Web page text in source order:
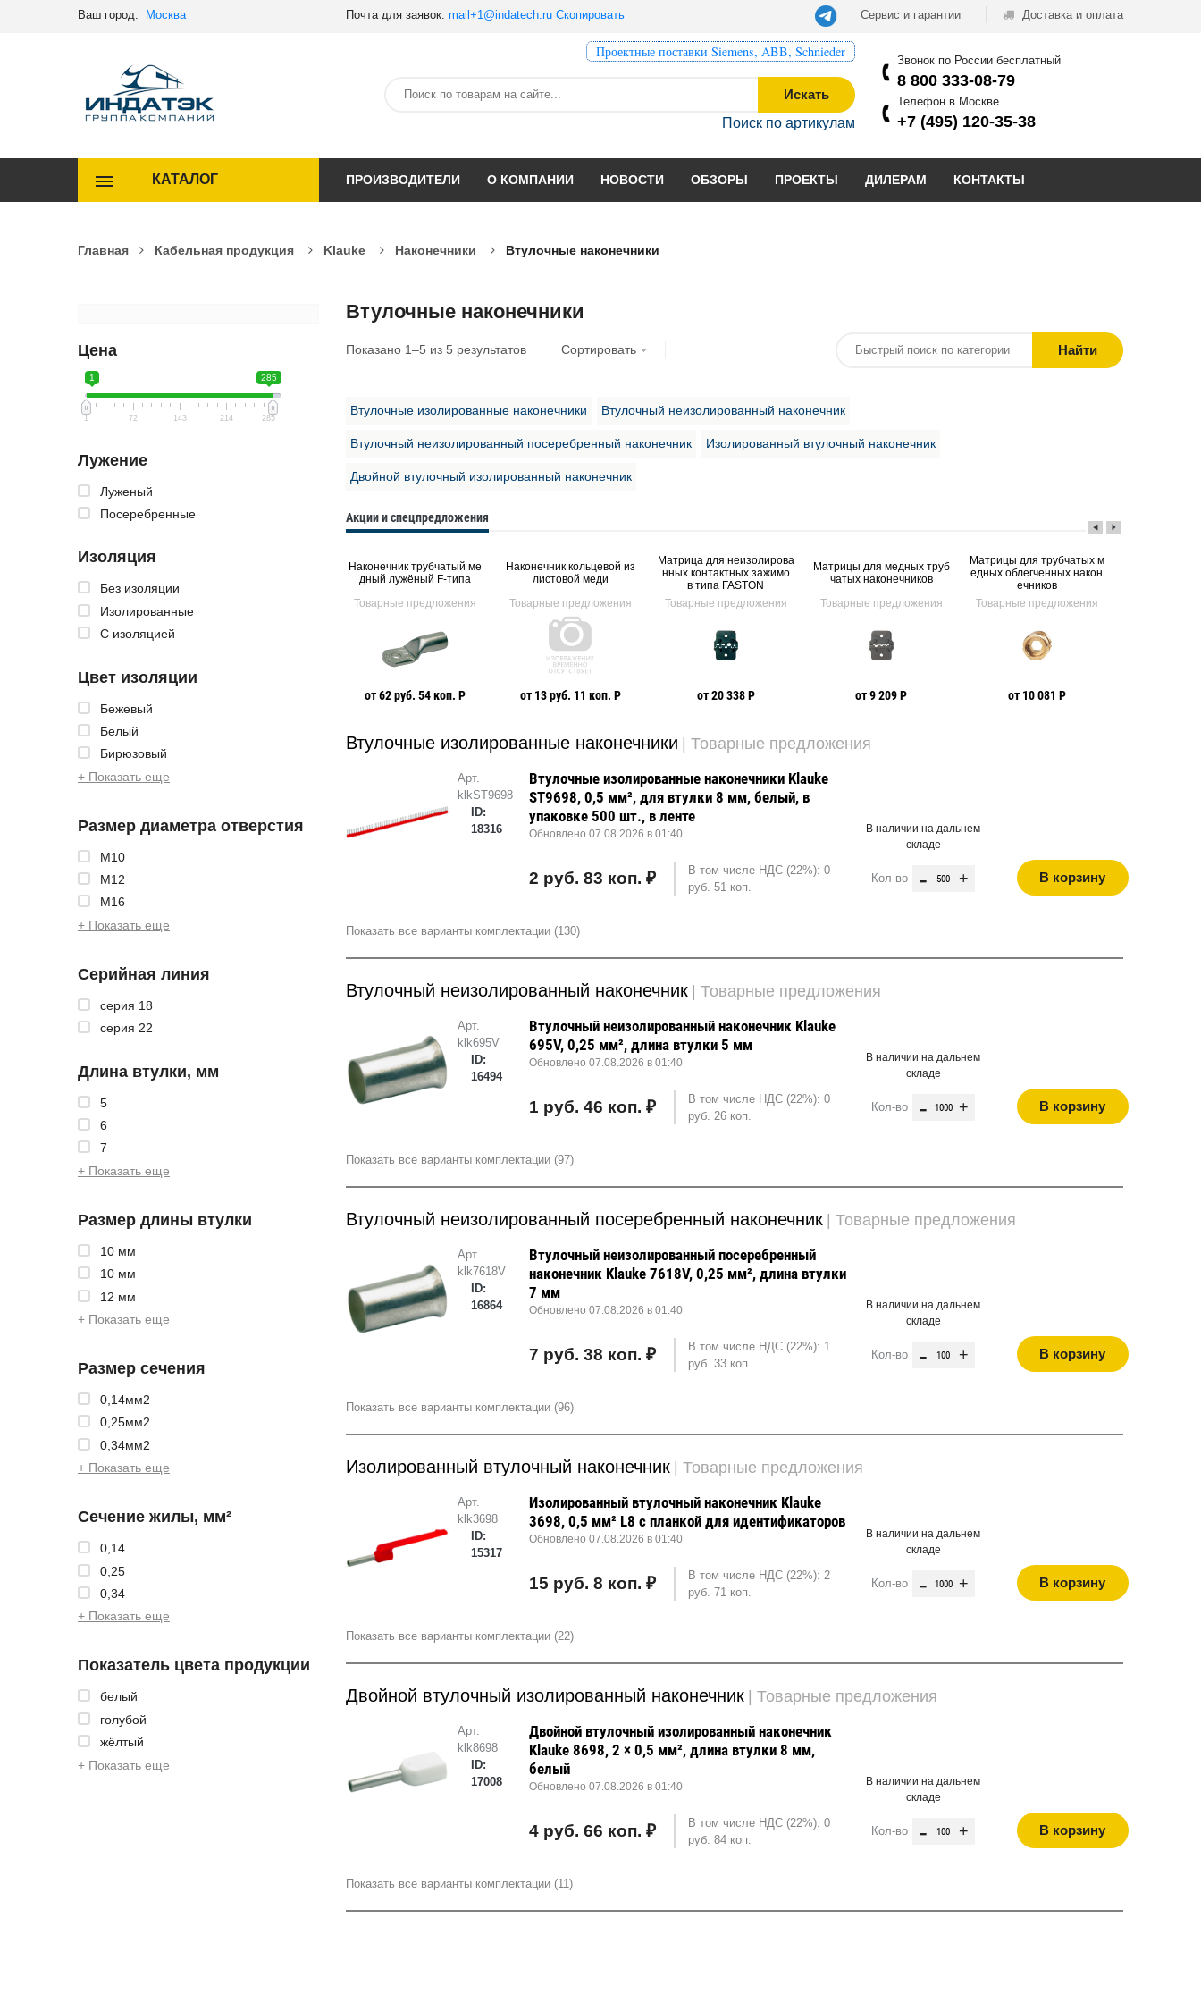
Ваш город: Москва Почта для заявок: mail+1@indatech.ru Скопировать Сервис и гарантии Доставка и оплата
Проектные поставки Siemens, ABB, Schnieder
Искать
Поиск по артикулам
Звонок по России бесплатный
8 800 333-08-79
Телефон в Москве
+7 (495) 120-35-38
КАТАЛОГ ПРОИЗВОДИТЕЛИ О КОМПАНИИ НОВОСТИ ОБЗОРЫ ПРОЕКТЫ ДИЛЕРАМ КОНТАКТЫ
Главная Кабельная продукция Klauke Наконечники Втулочные наконечники
Цена
1 285
1 72 143 214 285
Лужение
Луженый
Посеребренные
Изоляция
Без изоляции
Изолированные
С изоляцией
Цвет изоляции
Бежевый
Белый
Бирюзовый
+ Показать еще
Размер диаметра отверстия
M10
M12
M16
+ Показать еще
Серийная линия
серия 18
серия 22
Длина втулки, мм
5
6
7
+ Показать еще
Размер длины втулки
10 мм
10 мм
12 мм
+ Показать еще
Размер сечения
0,14мм2
0,25мм2
0,34мм2
+ Показать еще
Сечение жилы, мм²
0,14
0,25
0,34
+ Показать еще
Показатель цвета продукции
белый
голубой
жёлтый
+ Показать еще
Втулочные наконечники
Показано 1–5 из 5 результатов Сортировать Найти
Втулочные изолированные наконечники Втулочный неизолированный наконечник
Втулочный неизолированный посеребренный наконечник Изолированный втулочный наконечник
Двойной втулочный изолированный наконечник
Акции и спецпредложения
Наконечник трубчатый ме
Товарные предложения
Наконечник трубчатый ме
дный лужёный F-типа
Товарные предложения
от 62 руб. 54 коп. Р
Наконечник кольцевой из
листовой меди
Товарные предложения
от 13 руб. 11 коп. Р
Матрица для неизолирова
нных контактных зажимо
в типа FASTON
Товарные предложения
от 20 338 Р
Матрицы для медных труб
чатых наконечников
Товарные предложения
от 9 209 Р
Матрицы для трубчатых м
едных облегченных након
ечников
Товарные предложения
от 10 081 Р
Втулочные изолированные наконечники | Товарные предложения
Арт.
klkST9698
ID:
18316
Втулочные изолированные наконечники Klauke
ST9698, 0,5 мм², для втулки 8 мм, белый, в
упаковке 500 шт., в ленте
Обновлено 07.08.2026 в 01:40
2 руб. 83 коп. ₽
В том числе НДС (22%): 0
руб. 51 коп.
В наличии на дальнем
складе
Кол-во - + В корзину
Показать все варианты комплектации (130)
Втулочный неизолированный наконечник | Товарные предложения
Арт.
klk695V
ID:
16494
Втулочный неизолированный наконечник Klauke
695V, 0,25 мм², длина втулки 5 мм
Обновлено 07.08.2026 в 01:40
1 руб. 46 коп. ₽
В том числе НДС (22%): 0
руб. 26 коп.
В наличии на дальнем
складе
Кол-во - + В корзину
Показать все варианты комплектации (97)
Втулочный неизолированный посеребренный наконечник | Товарные предложения
Арт.
klk7618V
ID:
16864
Втулочный неизолированный посеребренный
наконечник Klauke 7618V, 0,25 мм², длина втулки
7 мм
Обновлено 07.08.2026 в 01:40
7 руб. 38 коп. ₽
В том числе НДС (22%): 1
руб. 33 коп.
В наличии на дальнем
складе
Кол-во - + В корзину
Показать все варианты комплектации (96)
Изолированный втулочный наконечник | Товарные предложения
Арт.
klk3698
ID:
15317
Изолированный втулочный наконечник Klauke
3698, 0,5 мм² L8 с планкой для идентификаторов
Обновлено 07.08.2026 в 01:40
15 руб. 8 коп. ₽
В том числе НДС (22%): 2
руб. 71 коп.
В наличии на дальнем
складе
Кол-во - + В корзину
Показать все варианты комплектации (22)
Двойной втулочный изолированный наконечник | Товарные предложения
Арт.
klk8698
ID:
17008
Двойной втулочный изолированный наконечник
Klauke 8698, 2 × 0,5 мм², длина втулки 8 мм,
белый
Обновлено 07.08.2026 в 01:40
4 руб. 66 коп. ₽
В том числе НДС (22%): 0
руб. 84 коп.
В наличии на дальнем
складе
Кол-во - + В корзину
Показать все варианты комплектации (11)